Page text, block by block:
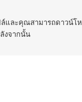
และคุณสามารถดาวน์โ
งจากนั้น